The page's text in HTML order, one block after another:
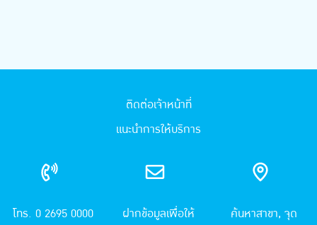
ติดต่อเจ้าหน้าที่
แนะนำการให้บริการ
โทร. 0 2695 0000
ฝากข้อมูลเพื่อให้
ค้นหาสาขา, จุด